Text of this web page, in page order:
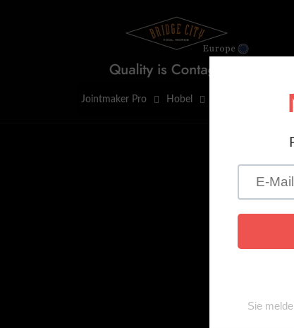
Jointmaker Pro Hobel Layout-Werkzeuge